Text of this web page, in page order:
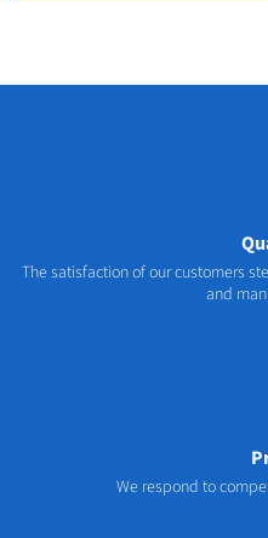
The satisfaction of our customers
and
We respond to